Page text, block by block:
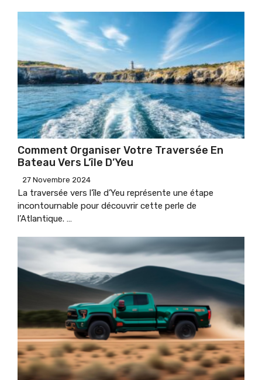
Comment Organiser Votre Traversée En
Bateau Vers L’île D’Yeu
27 Novembre 2024
La traversée vers l’île d’Yeu représente une étape
incontournable pour découvrir cette perle de
l’Atlantique. …